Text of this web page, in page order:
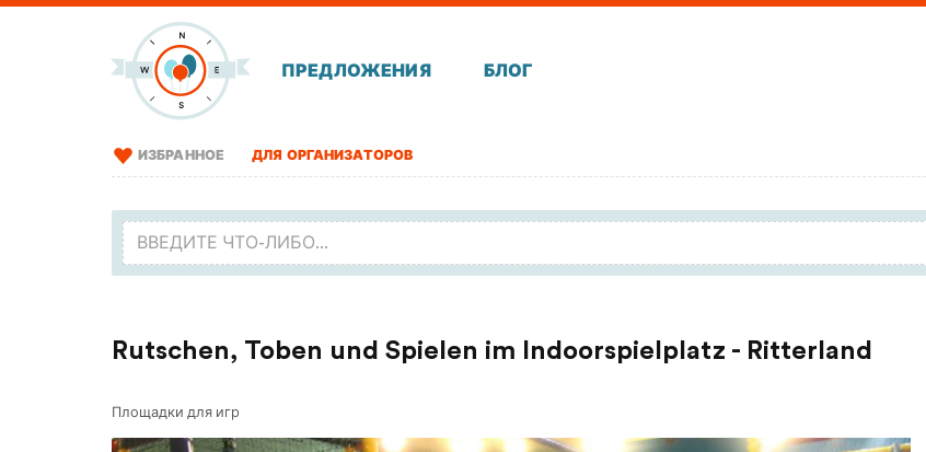
ПРЕДЛОЖЕНИЯ БЛОГ
ИЗБРАННОЕ ДЛЯ ОРГАНИЗАТОРОВ
Rutschen, Toben und Spielen im Indoorspielplatz - Ritterland
Площадки для игр